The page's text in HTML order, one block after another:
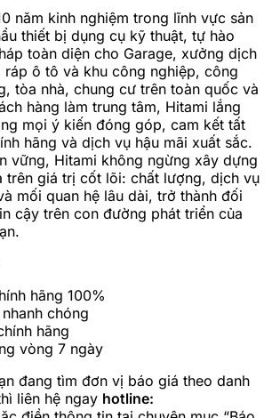
năm kinh nghiệm trong lĩnh vực sản
thiết bị dụng cụ kỹ thuật, tự hào
toàn diện cho Garage, xưởng dịch
ráp ô tô và khu công nghiệp, công
tòa nhà, chung cư trên toàn quốc và
hàng làm trung tâm, Hitami lắng
mọi ý kiến đóng góp, cam kết tất
hãng và dịch vụ hậu mãi xuất sắc.
vững, Hitami không ngừng xây dựng
trên giá trị cốt lõi: chất lượng, dịch vụ
mối quan hệ lâu dài, trở thành đối
cậy trên con đường phát triển của
hãng 100%
chóng
hãng
vòng 7 ngày
đang tìm đơn vị báo giá theo danh
liên hệ ngay hotline: